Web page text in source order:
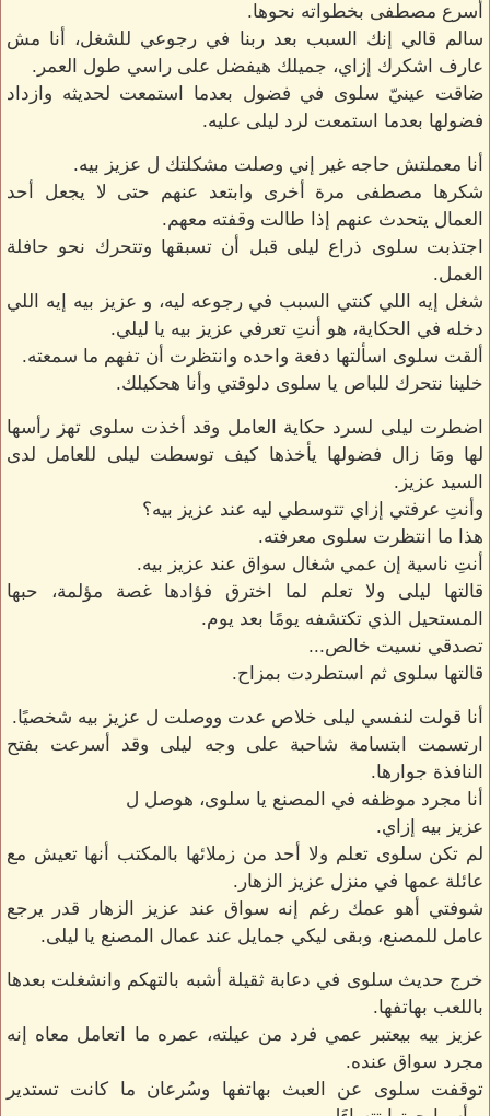
أسرع مصطفى بخطواته نحوها.
سالم قالي إنك السبب بعد ربنا في رجوعي للشغل، أنا مش
عارف اشكرك إزاي، جميلك هيفضل على راسي طول العمر.
ضاقت عينيّ سلوى في فضول بعدما استمعت لحديثه وازداد
فضولها بعدما استمعت لرد ليلى عليه.
أنا معملتش حاجه غير إني وصلت مشكلتك ل عزيز بيه.
شكرها مصطفى مرة أخرى وابتعد عنهم حتى لا يجعل أحد
العمال يتحدث عنهم إذا طالت وقفته معهم.
اجتذبت سلوى ذراع ليلى قبل أن تسبقها وتتحرك نحو حافلة
العمل.
شغل إيه اللي كنتي السبب في رجوعه ليه، و عزيز بيه إيه اللي
دخله في الحكاية، هو أنتِ تعرفي عزيز بيه يا ليلي.
ألقت سلوى اسألتها دفعة واحده وانتظرت أن تفهم ما سمعته.
خلينا نتحرك للباص يا سلوى دلوقتي وأنا هحكيلك.
اضطرت ليلى لسرد حكاية العامل وقد أخذت سلوى تهز رأسها
لها ومَا زال فضولها يأخذها كيف توسطت ليلى للعامل لدى
السيد عزيز.
وأنتِ عرفتي إزاي تتوسطي ليه عند عزيز بيه؟
هذا ما انتظرت سلوى معرفته.
أنتِ ناسية إن عمي شغال سواق عند عزيز بيه.
قالتها ليلى ولا تعلم لما اخترق فؤادها غصة مؤلمة، حبها
المستحيل الذي تكتشفه يومًا بعد يوم.
تصدقي نسيت خالص...
قالتها سلوى ثم استطردت بمزاح.
أنا قولت لنفسي ليلى خلاص عدت ووصلت ل عزيز بيه شخصيًا.
ارتسمت ابتسامة شاحبة على وجه ليلى وقد أسرعت بفتح
النافذة جوارها.
أنا مجرد موظفه في المصنع يا سلوى، هوصل ل
عزيز بيه إزاي.
لم تكن سلوى تعلم ولا أحد من زملائها بالمكتب أنها تعيش مع
عائلة عمها في منزل عزيز الزهار.
شوفتي أهو عمك رغم إنه سواق عند عزيز الزهار قدر يرجع
عامل للمصنع، وبقى ليكي جمايل عند عمال المصنع يا ليلى.
خرج حديث سلوى في دعابة ثقيلة أشبه بالتهكم وانشغلت بعدها
باللعب بهاتفها.
عزيز بيه بيعتبر عمي فرد من عيلته، عمره ما اتعامل معاه إنه
مجرد سواق عنده.
توقفت سلوى عن العبث بهاتفها وسُرعان ما كانت تستدير